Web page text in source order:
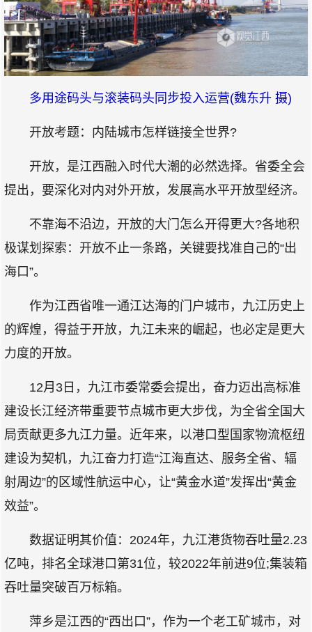
多用途码头与滚装码头同步投入运营(魏东升 摄)
开放考题：内陆城市怎样链接全世界?
开放，是江西融入时代大潮的必然选择。省委全会
提出，要深化对内对外开放，发展高水平开放型经济。
不靠海不沿边，开放的大门怎么开得更大?各地积
极谋划探索：开放不止一条路，关键要找准自己的“出
海口”。
作为江西省唯一通江达海的门户城市，九江历史上
的辉煌，得益于开放，九江未来的崛起，也必定是更大
力度的开放。
12月3日，九江市委常委会提出，奋力迈出高标准
建设长江经济带重要节点城市更大步伐，为全省全国大
局贡献更多九江力量。近年来，以港口型国家物流枢纽
建设为契机，九江奋力打造“江海直达、服务全省、辐
射周边”的区域性航运中心，让“黄金水道”发挥出“黄金
效益”。
数据证明其价值：2024年，九江港货物吞吐量2.23
亿吨，排名全球港口第31位，较2022年前进9位;集装箱
吞吐量突破百万标箱。
萍乡是江西的“西出口”，作为一个老工矿城市，对